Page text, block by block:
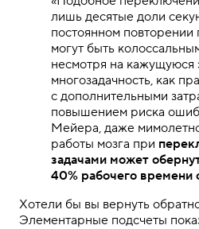
лишь десятые доли
постоянном
могут быть
несмотря на кажущуюся
многозадачность, как
с дополнительными
повышением риска
Мейера, даже
работы мозга при
задачами может
40% рабочего времени
Хотели бы вы вернуть
Элементарные подсчеты